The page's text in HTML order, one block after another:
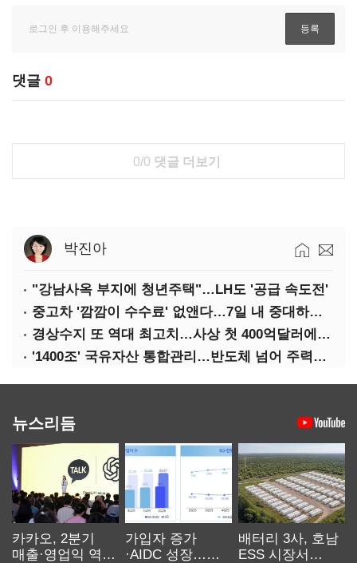
댓글 0
0/0 댓글 더보기
박진아
"강남사옥 부지에 청년주택"…LH도 '공급 속도전'
중고차 '깜깜이 수수료' 없앤다…7일 내 중대하자 생기면 환불
경상수지 또 역대 최고치…사상 첫 400억달러에 '3% 성장' 청신호
'1400조' 국유자산 통합관리…반도체 넘어 주력산업 구조혁신
뉴스리듬
카카오, 2분기
매출·영업익 역대
가입자 증가
·AIDC 성장…
배터리 3사, 호남
ESS 시장서